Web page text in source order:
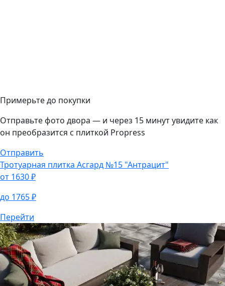
Примерьте до покупки
Отправьте фото двора — и через 15 минут увидите как
он преобразится с плиткой Propress
Отправить
Тротуарная плитка Асгард №15 "Антрацит"
от 1630₽
до 1765₽
Перейти